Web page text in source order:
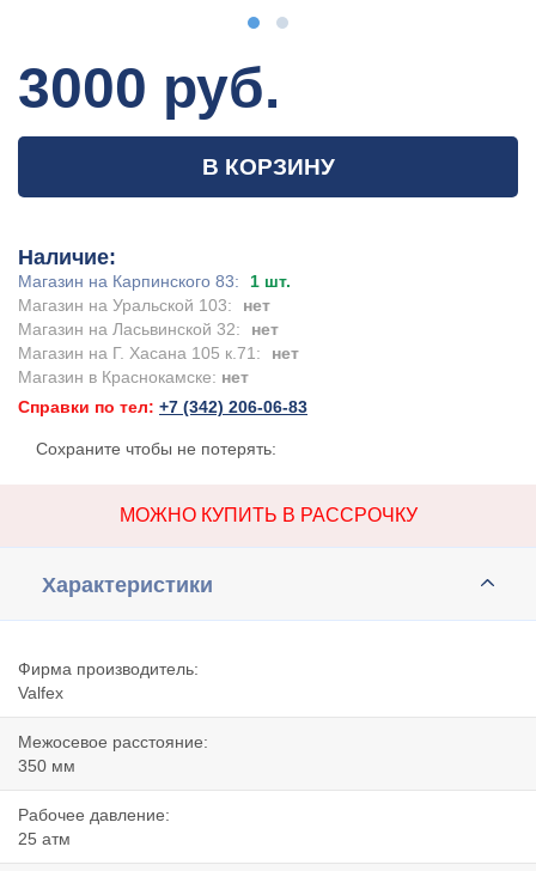
3000 руб.
В КОРЗИНУ
Наличие:
Магазин на Карпинского 83:
1 шт.
Магазин на Уральской 103:
нет
Магазин на Ласьвинской 32:
нет
Магазин на Г. Хасана 105 к.71:
нет
Магазин в Краснокамске: нет
Справки по тел: +7 (342) 206-06-83
Сохраните чтобы не потерять:
МОЖНО КУПИТЬ В РАССРОЧКУ
Характеристики
Фирма производитель:
Valfex
Межосевое расстояние:
350 мм
Рабочее давление:
25 атм